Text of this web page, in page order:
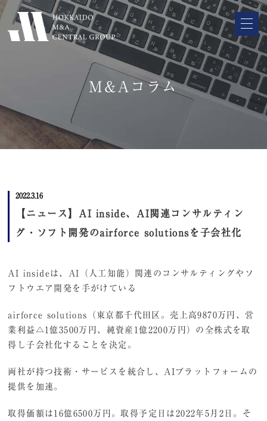
M&Aコラム
2022.3.16
【ニュース】AI inside、AI関連コンサルティン
グ・ソフト開発のairforce solutionsを子会社化
AI insideは、AI（人工知能）関連のコンサルティングやソ
フトウエア開発を手がけている
airforce solutions（東京都千代田区。売上高9870万円、営
業利益△1億3500万円、純資産1億2200万円）の全株式を取
得し子会社化することを決定。
両社が持つ技術・サービスを統合し、AIプラットフォームの
提供を加速。
取得価額は16億6500万円。取得予定日は2022年5月2日。そ